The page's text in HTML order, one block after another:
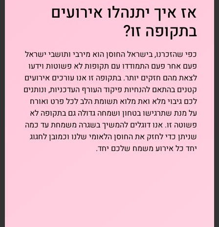
אז איך יתנהלו אירועים
בתקופה זו?
כפי שהזכרנו, בישראל החוסן הוא מירבי ותושבי ישראל
פעם אחר פעם התמודדו עם תקופות לא פשוטות וידעו
לצאת מהם חזקים יותר. בתקופה זו אנו עורכים אירועים
קטנים בהתאם להנחיות פיקוד העורף העדכניות, ונותנים
לכם גיבוי מלא ואת מלוא תשומת הלב לכל פרט ואורח
על מנת שתרגישו בטחון ושמחה גדולה גם בתקופה לא
פשוטה זו. אנו דוגלים להמשיך בשגרה משמחת עד כמה
שניתן כדי לחזק את החוסן הלאומי שלנו וכמובן לחגוג
יחד כל אירוע משמח שלכם יחד.